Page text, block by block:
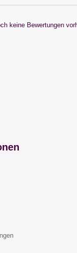
keine Bewertungen